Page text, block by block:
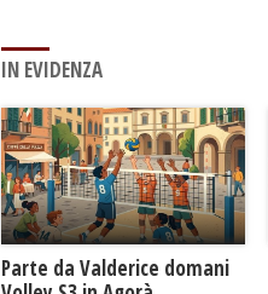
IN EVIDENZA
Parte da Valderice domani